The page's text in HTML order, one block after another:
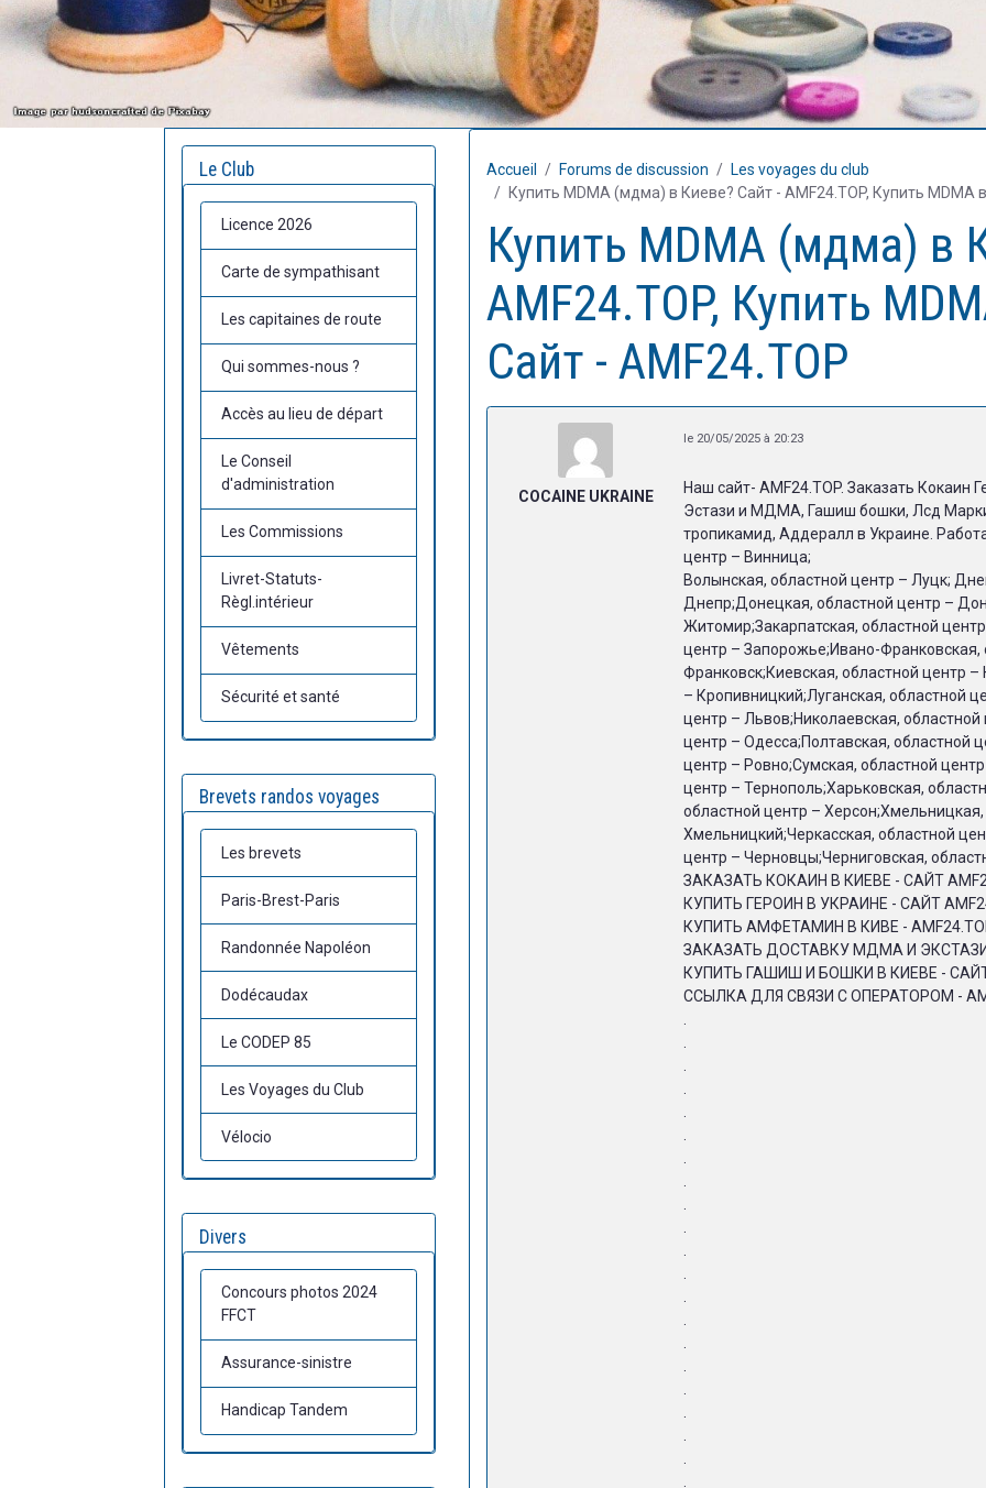
Accueil Forums de discussion
Les voyages du club
Купить MDMA (мдма) в Киеве? Сайт - AMF24.TOP, Купить MDMA
Купить MDMA (мдма) в
AMF24.TOP, Купить
Сайт - AMF24.TOP
COCAINE UKRAINE
le 20/05/2025 à 20:23
Наш сайт- AMF24.TOP. Заказать
Эстази и МДМА, Гашиш бошки, Лсд
тропикамид, Аддералл в Украине.
центр – Винница;
Волынская, областной центр – Луцк;
Днепр;Донецкая, областной центр –
Житомир;Закарпатская, областной
центр – Запорожье;Ивано-Франковская,
Франковск;Киевская, областной центр
– Кропивницкий;Луганская, областной
центр – Львов;Николаевская,
центр – Одесса;Полтавская, областной
центр – Ровно;Сумская, областной
центр – Тернополь;Харьковская,
областной центр –
Хмельницкий;Черкасская, областной
центр – Черновцы;Черниговская,
ЗАКАЗАТЬ КОКАИН В КИЕВЕ - САЙТ
КУПИТЬ ГЕРОИН В УКРАИНЕ - САЙТ
КУПИТЬ АМФЕТАМИН В КИВЕ -
ЗАКАЗАТЬ ДОСТАВКУ МДМА И ЭКСТАЗИ
КУПИТЬ ГАШИШ И БОШКИ В КИЕВЕ - САЙТ
ССЫЛКА ДЛЯ СВЯЗИ С ОПЕРАТОРОМ -
Le Club
Licence 2026
Carte de sympathisant
Les capitaines de route
Qui sommes-nous ?
Accès au lieu de départ
Le Conseil
d'administration
Les Commissions
Livret-Statuts-
Règl.intérieur
Vêtements
Sécurité et santé
Brevets randos voyages
Les brevets
Paris-Brest-Paris
Randonnée Napoléon
Dodécaudax
Le CODEP 85
Les Voyages du Club
Vélocio
Divers
Concours photos 2024
FFCT
Assurance-sinistre
Handicap Tandem